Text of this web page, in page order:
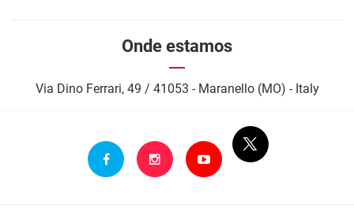
Onde estamos
Via Dino Ferrari, 49 / 41053 - Maranello (MO) - Italy